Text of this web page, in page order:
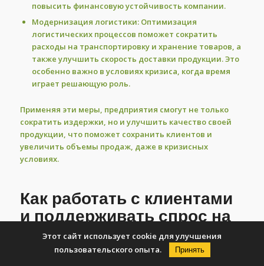
повысить финансовую устойчивость компании.
Модернизация логистики:Оптимизация
логистических процессов поможет сократить
расходы на транспортировку и хранение товаров, а
также улучшить скорость доставки продукции. Это
особенно важно в условиях кризиса, когда время
играет решающую роль.
Применяя эти меры, предприятия смогут не только
сократить издержки, но и улучшить качество своей
продукции, что поможет сохранить клиентов и
увеличить объемы продаж, даже в кризисных
условиях.
Как работать с клиентами
и поддерживать спрос на
продукцию?
Поддержание спроса на продукцию в условиях кризиса
Этот сайт использует cookie для улучшения
пользовательского опыта.
Принять